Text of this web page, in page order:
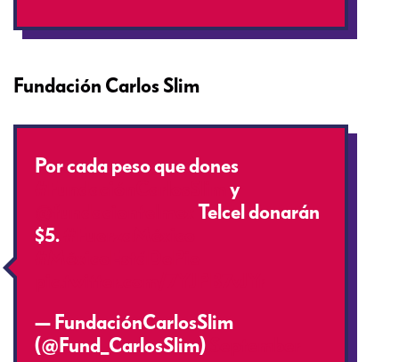
Fundación Carlos Slim
Por cada peso que dones
y
Telcel donarán
$5.
— FundaciónCarlosSlim
(@Fund_CarlosSlim)